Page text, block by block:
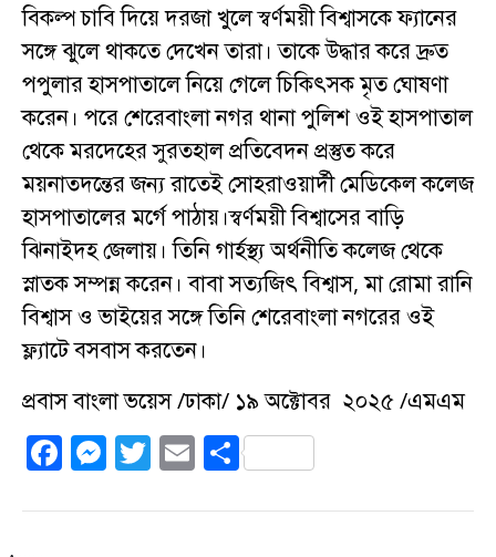
বিকল্প চাবি দিয়ে দরজা খুলে স্বর্ণময়ী বিশ্বাসকে ফ্যানের
সঙ্গে ঝুলে থাকতে দেখেন তারা। তাকে উদ্ধার করে দ্রুত
পপুলার হাসপাতালে নিয়ে গেলে চিকিৎসক মৃত ঘোষণা
করেন। পরে শেরেবাংলা নগর থানা পুলিশ ওই হাসপাতাল
থেকে মরদেহের সুরতহাল প্রতিবেদন প্রস্তুত করে
ময়নাতদন্তের জন্য রাতেই সোহরাওয়ার্দী মেডিকেল কলেজ
হাসপাতালের মর্গে পাঠায়।স্বর্ণময়ী বিশ্বাসের বাড়ি
ঝিনাইদহ জেলায়। তিনি গার্হস্থ্য অর্থনীতি কলেজ থেকে
স্নাতক সম্পন্ন করেন। বাবা সত্যজিৎ বিশ্বাস, মা রোমা রানি
বিশ্বাস ও ভাইয়ের সঙ্গে তিনি শেরেবাংলা নগরের ওই
ফ্ল্যাটে বসবাস করতেন।
প্রবাস বাংলা ভয়েস /ঢাকা/ ১৯ অক্টোবর ২০২৫ /এমএম
F
c
M
ss
T
it
E
ai
S
a